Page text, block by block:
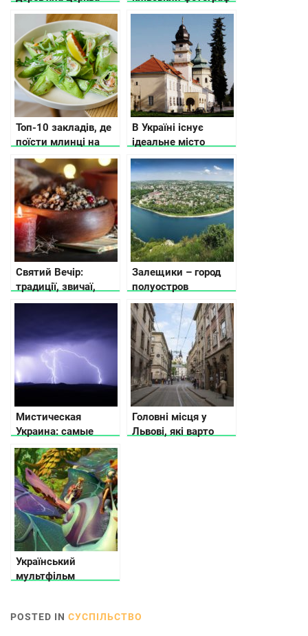
Кіровоградщини
у Львові
Топ-10 закладів, де
поїсти млинці на
Масляну, в Києві
В Україні існує
ідеальне місто
Жовква
Святий Вечір:
традиції, звичаї,
прикмети
Залещики – город
полуостров
Мистическая
Украина: самые
загадочные места
Головні місця у
Львові, які варто
Український
мультфільм
перший вікенд
POSTED IN СУСПІЛЬСТВО